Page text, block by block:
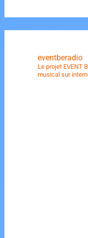
eventberadio
Le projet EVENT
musical sur